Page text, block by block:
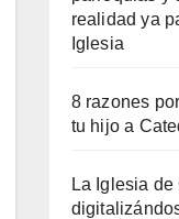
realidad ya
Iglesia
8 razones
tu hijo a
La Iglesia